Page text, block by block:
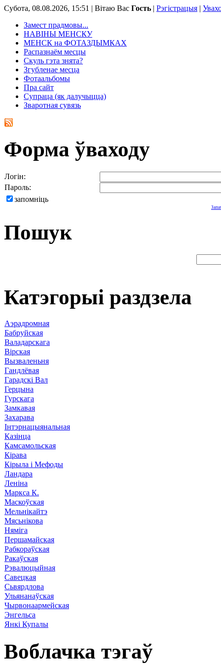
Субота, 08.08.2026, 15:51 | Вітаю Вас Гость | Рэгістрацыя |
Замест прадмовы...
НАВІНЫ МЕНСКУ
МЕНСК на ФОТАЗДЫМКАХ
Распазнаём месцы
Скуль гэта знята?
Згубленае месца
Фотаальбомы
Пра сайт
Супраца (як далучыцца)
Зваротная сувязь
Форма ўваходу
Логін:
Пароль:
запомніць
Пошук
Катэгорыі раздзела
Аэрадромная
Бабруйская
Валадарскага
Вірская
Вызваленьня
Гандлёвая
Гарадскі Вал
Герцына
Гурскага
Замкавая
Захарава
Інтэрнацыянальная
Казінца
Камсамольская
Кірава
Кірыла і Мефоды
Ландара
Леніна
Маркса К.
Маскоўская
Мельнікайтэ
Мясьнікова
Няміга
Першамайская
Рабкораўская
Ракаўская
Рэвалюцыйная
Савецкая
Сьвярдлова
Ульянанаўская
Чырвонаармейская
Энгельса
Янкі Купалы
Воблачка тэгаў